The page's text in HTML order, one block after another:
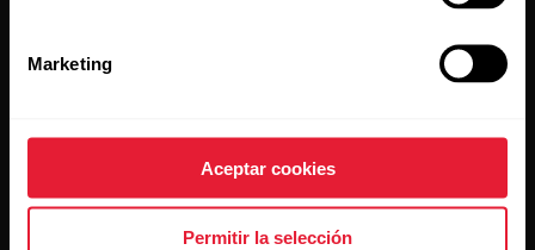
Marketing
Aceptar cookies
Permitir la selección
las últimas noticias directamente en tu bandeja de
entrada.